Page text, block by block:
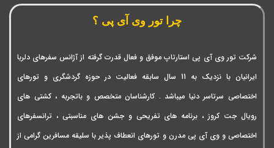
چرا تور وی آی پی ؟
شرکت تور وی آی پی استارتاپ موفق و فعال قدرت گرفته از آژانس سفرهای دلربا
ایرانیان با نزدیک به 11 سال سابقه فعالیت در حوزه گردشگری و تورهای
اختصاصی سرتاسر دنیا میباشد . کارشناسان متخصص و باتجربه ، کشتی های
رویال جت کروز ، برنامه های تفریحی و جشن های مناسبتی ، ترانسفرهای
اختصاصی و وی آی پی مدرن و تورهای انعطاف پذیر با سلیقه مسافرین گرامی از